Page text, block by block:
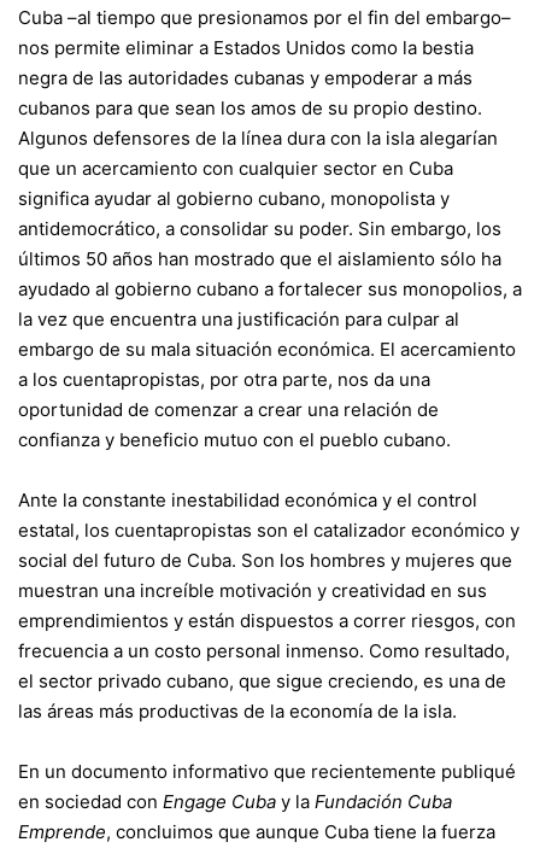
Cuba –al tiempo que presionamos por el fin del embargo–
nos permite eliminar a Estados Unidos como la bestia
negra de las autoridades cubanas y empoderar a más
cubanos para que sean los amos de su propio destino.
Algunos defensores de la línea dura con la isla alegarían
que un acercamiento con cualquier sector en Cuba
significa ayudar al gobierno cubano, monopolista y
antidemocrático, a consolidar su poder. Sin embargo, los
últimos 50 años han mostrado que el aislamiento sólo ha
ayudado al gobierno cubano a fortalecer sus monopolios, a
la vez que encuentra una justificación para culpar al
embargo de su mala situación económica. El acercamiento
a los cuentapropistas, por otra parte, nos da una
oportunidad de comenzar a crear una relación de
confianza y beneficio mutuo con el pueblo cubano.
Ante la constante inestabilidad económica y el control
estatal, los cuentapropistas son el catalizador económico y
social del futuro de Cuba. Son los hombres y mujeres que
muestran una increíble motivación y creatividad en sus
emprendimientos y están dispuestos a correr riesgos, con
frecuencia a un costo personal inmenso. Como resultado,
el sector privado cubano, que sigue creciendo, es una de
las áreas más productivas de la economía de la isla.
En un documento informativo que recientemente publiqué
en sociedad con Engage Cuba y la Fundación Cuba
Emprende, concluimos que aunque Cuba tiene la fuerza